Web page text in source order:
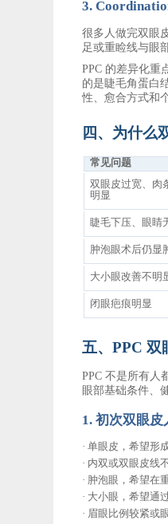
3.
很多人做完双眼
足或重睑线与眼
PPC 的差异化重
的是睫毛角蛋白
性、愈合方式和
四、为什么
常见问题
双眼皮过宽、肉
明显
睫毛下压、眼睛
肿泡眼术后仍显
大小眼改善不明
闭眼疤痕明显
五、PPC 双
PPC 不是所有人
眼部基础条件、
1. 初次双眼皮
·单眼皮，希望形
· 内双或双眼皮线
· 肿泡眼，希望在
· 大小眼，希望通
· 眉眼比例较紧或